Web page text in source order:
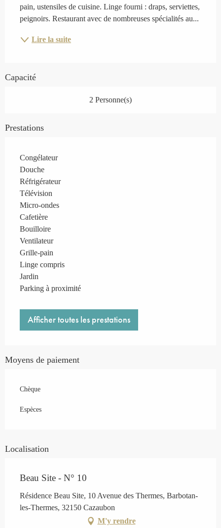
pain, ustensiles de cuisine. Linge fourni : draps, serviettes,
peignoirs. Restaurant avec de nombreuses spécialités au...
Lire la suite
Capacité
2 Personne(s)
Prestations
Congélateur
Douche
Réfrigérateur
Télévision
Micro-ondes
Cafetière
Bouilloire
Ventilateur
Grille-pain
Linge compris
Jardin
Parking à proximité
Afficher toutes les prestations
Moyens de paiement
Chèque
Espèces
Localisation
Beau Site - N° 10
Résidence Beau Site, 10 Avenue des Thermes, Barbotan-
les-Thermes, 32150 Cazaubon
M'y rendre